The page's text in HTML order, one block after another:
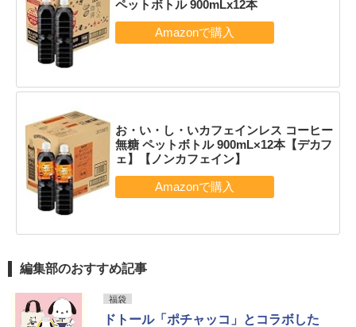
ペットボトル 900mLx12本
お・い・し・いカフェインレス コーヒー
無糖 ペットボトル 900mL×12本【デカフ
ェ】【ノンカフェイン】
編集部のおすすめ記事
福袋
ドトール「ポチャッコ」とコラボした